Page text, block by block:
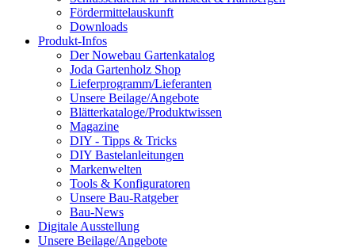
Fördermittelauskunft
Downloads
Produkt-Infos
Der Nowebau Gartenkatalog
Joda Gartenholz Shop
Lieferprogramm/Lieferanten
Unsere Beilage/Angebote
Blätterkataloge/Produktwissen
Magazine
DIY - Tipps & Tricks
DIY Bastelanleitungen
Markenwelten
Tools & Konfiguratoren
Unsere Bau-Ratgeber
Bau-News
Digitale Ausstellung
Unsere Beilage/Angebote